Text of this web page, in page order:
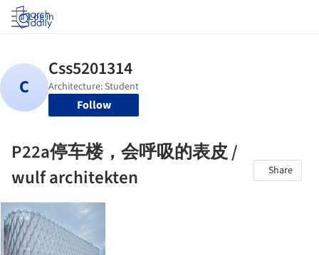
Log in
Follow
P22a停车楼，会呼吸的表皮 /
wulf architekten
Share